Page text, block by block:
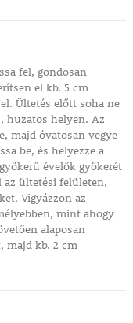
fel, gondosan
el kb. 5 cm
Ültetés előtt soha ne
huzatos helyen. Az
majd óvatosan vegye
be, és helyezze a
évelők gyökerét
az ültetési felületen,
Vigyázzon az
mint ahogy
alaposan
majd kb. 2 cm